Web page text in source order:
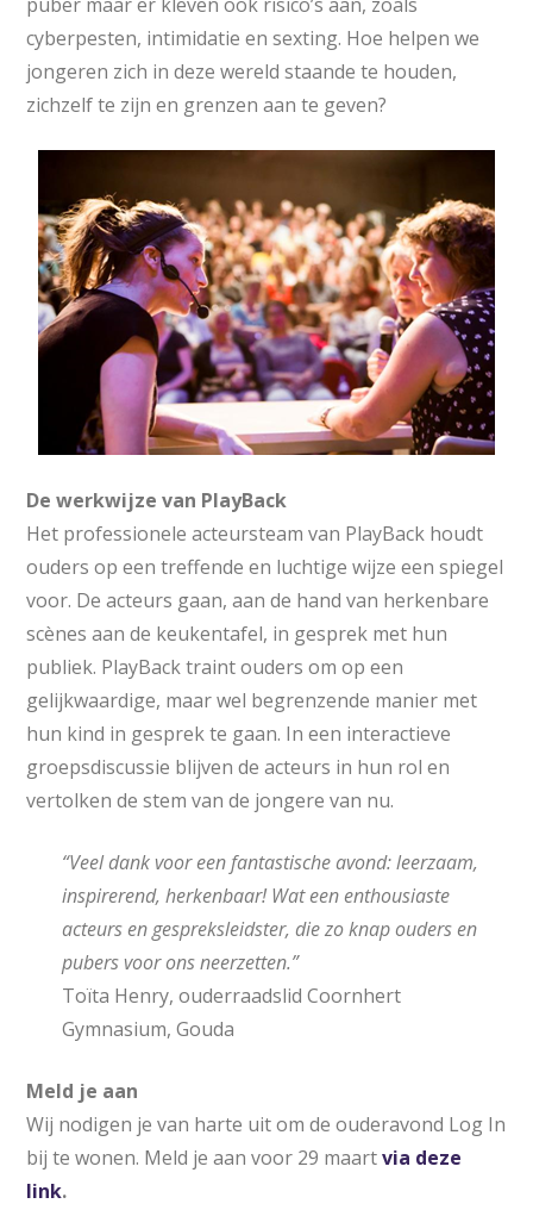
cyberpesten, intimidatie en sexting. Hoe helpen we
jongeren zich in deze wereld staande te houden,
zichzelf te zijn en grenzen aan te geven?
De werkwijze van PlayBack
Het professionele acteursteam van PlayBack houdt
ouders op een treffende en luchtige wijze een spiegel
voor. De acteurs gaan, aan de hand van herkenbare
scènes aan de keukentafel, in gesprek met hun
publiek. PlayBack traint ouders om op een
gelijkwaardige, maar wel begrenzende manier met
hun kind in gesprek te gaan. In een interactieve
groepsdiscussie blijven de acteurs in hun rol en
vertolken de stem van de jongere van nu.
“Veel dank voor een fantastische avond: leerzaam,
inspirerend, herkenbaar! Wat een enthousiaste
acteurs en gespreksleidster, die zo knap ouders en
pubers voor ons neerzetten.”
Toïta Henry, ouderraadslid Coornhert
Gymnasium, Gouda
Meld je aan
Wij nodigen je van harte uit om de ouderavond Log In
bij te wonen. Meld je aan voor 29 maartvia deze
link.